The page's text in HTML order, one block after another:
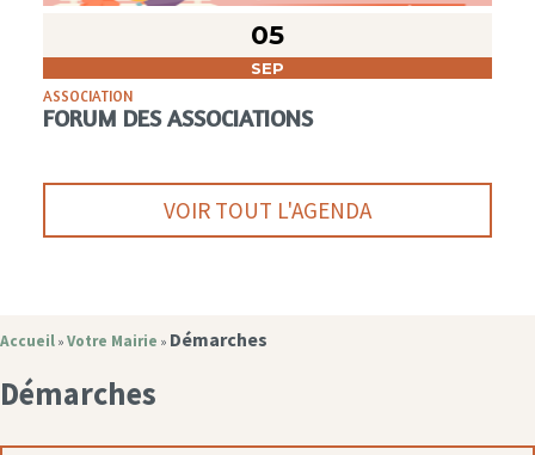
05
SEP
ASSOCIATION
FORUM DES ASSOCIATIONS
VOIR TOUT L'AGENDA
Accueil » Votre Mairie » Démarches
Démarches